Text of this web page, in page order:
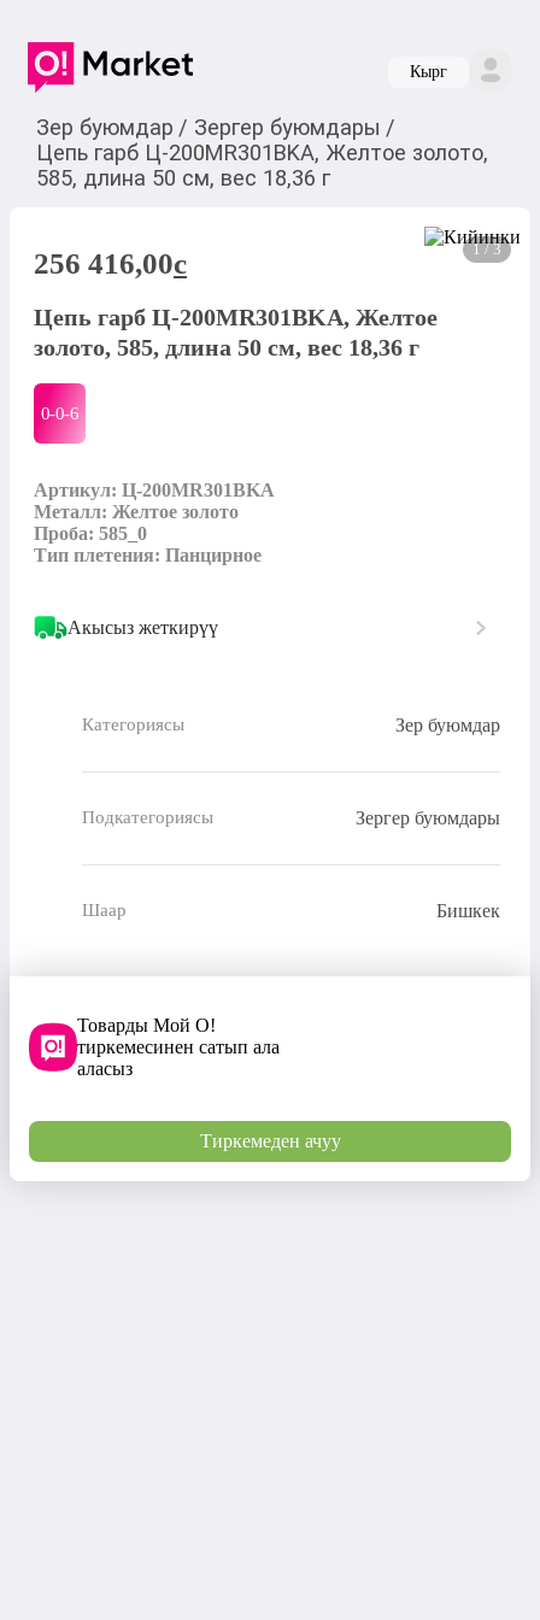
Кырг
Зер буюмдар / Зергер буюмдары /
Цепь гарб Ц-200MR301BKA, Желтое золото,
585, длина 50 см, вес 18,36 г
1 / 3
256 416,00c
Цепь гарб Ц-200MR301BKA, Желтое
золото, 585, длина 50 см, вес 18,36 г
0-0-6
Артикул: Ц-200MR301BKA
Металл: Желтое золото
Проба: 585_0
Тип плетения: Панцирное
Акысыз жеткирүү
Категориясы Зер буюмдар
Подкатегориясы Зергер буюмдары
Шаар Бишкек
Товарды Мой О!
тиркемесинен сатып ала
аласыз
Тиркемеден ачуу